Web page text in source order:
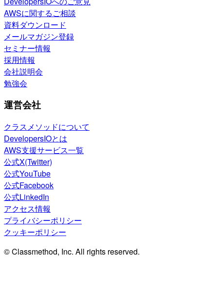
AWSに関するご相談
資料ダウンロード
メールマガジン登録
セミナー情報
採用情報
会社説明会
勉強会
運営会社
クラスメソッドについて
DevelopersIOとは
AWS支援サービス一覧
公式X(Twitter)
公式YouTube
公式Facebook
公式LinkedIn
アクセス情報
プライバシーポリシー
クッキーポリシー
© Classmethod, Inc. All rights reserved.